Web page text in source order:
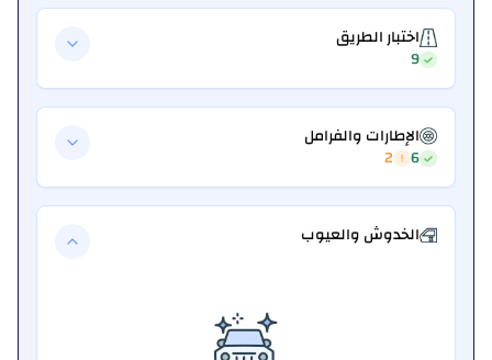
اختبار الطريق
9
الإطارات والفرامل
6
2
الخدوش والعيوب